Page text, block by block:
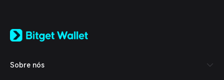
日本語
Español (Latinoamérica)
Sobre nós